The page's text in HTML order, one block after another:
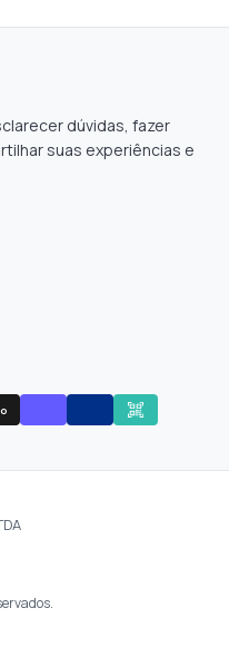
dúvidas, fazer
suas experiências e